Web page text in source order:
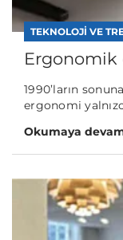
TEKNOLOJI VE
Ergonomik
1990’ların
ergonomi
Okumaya